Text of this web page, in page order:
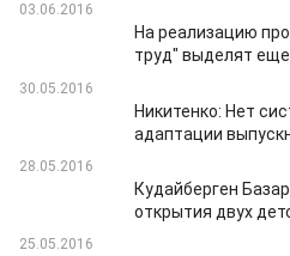
03.06.2016
На реализацию
труд" выделят
30.05.2016
Никитенко: Нет
адаптации
28.05.2016
Кудайберген
открытия двух
25.05.2016